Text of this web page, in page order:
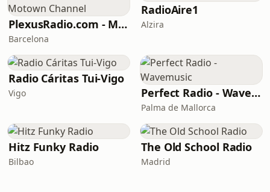
PlexusRadio.com - Motown Channel
Barcelona
RadioAire1
Alzira
Radio Cáritas Tui-Vigo
Vigo Perfect Radio - Wavemusic
Palma de Mallorca
Hitz Funky Radio
Bilbao
The Old School Radio
Madrid